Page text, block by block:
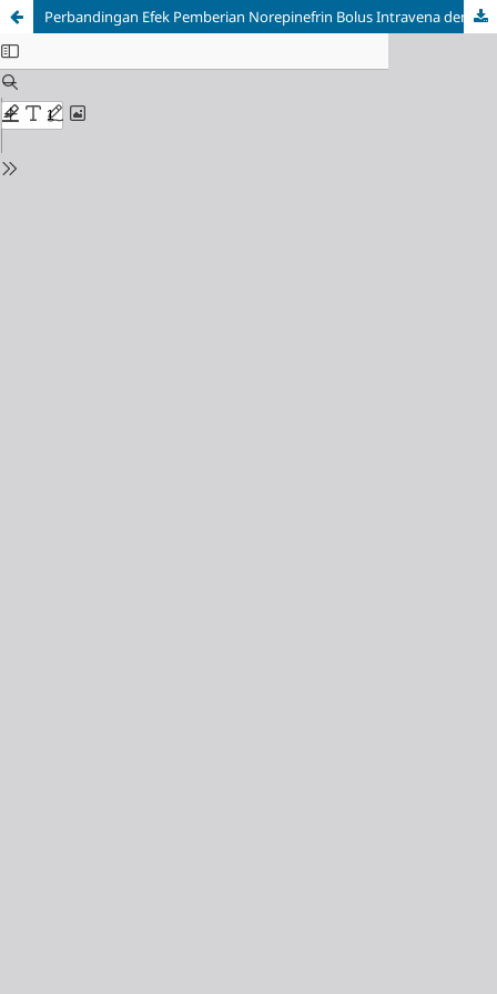
Perbandingan Efek Pemberian Norepinefrin Bolus Intravena dengan Norepinefrin Infus Kontinu dalam Tatalaksana Hipotensi, Laju Nadi, dan Nilai APGAR pada Seksio Sesarea dengan Anestesi Spinal